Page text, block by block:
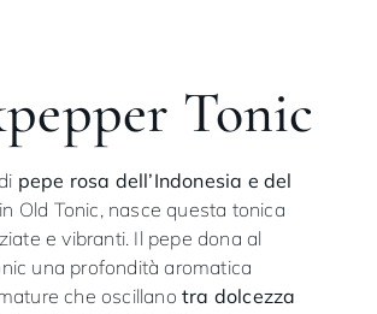
Tonic
pepe rosa dell’Indonesia e del
in Old Tonic, nasce questa tonica
e vibranti. Il pepe dona al
una profondità aromatica
che oscillano tra dolcezza